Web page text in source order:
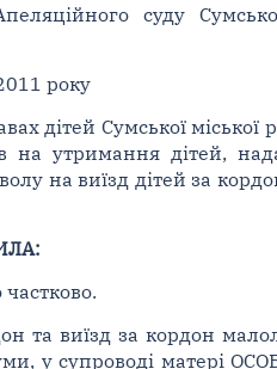
суду
року
дітей Сумської міської
на утримання дітей,
на виїзд дітей за
та виїзд за кордон
супроводі матері